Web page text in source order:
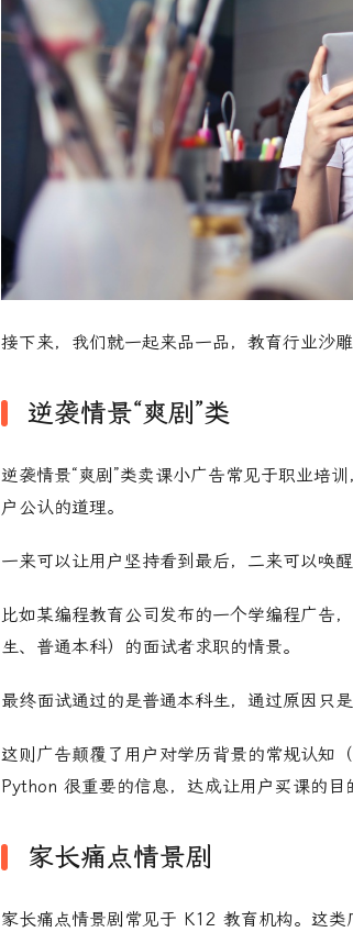
接下来，我们就一起来品一品，教育行业沙
逆袭情景“爽剧”类
逆袭情景“爽剧”类卖课小广告常见于职业培
户公认的道理。
一来可以让用户坚持看到最后，二来可以唤
比如某编程教育公司发布的一个学编程广告
生、普通本科）
的面试者求职的情景。
最终面试通过的是普通本科生，通过原因只
这则广告颠覆了用户对学历背景的常规认知
Python 很重要的信息，达成让用户买课的目
家长痛点情景剧
家长痛点情景剧常见于 K12 教育机构。这